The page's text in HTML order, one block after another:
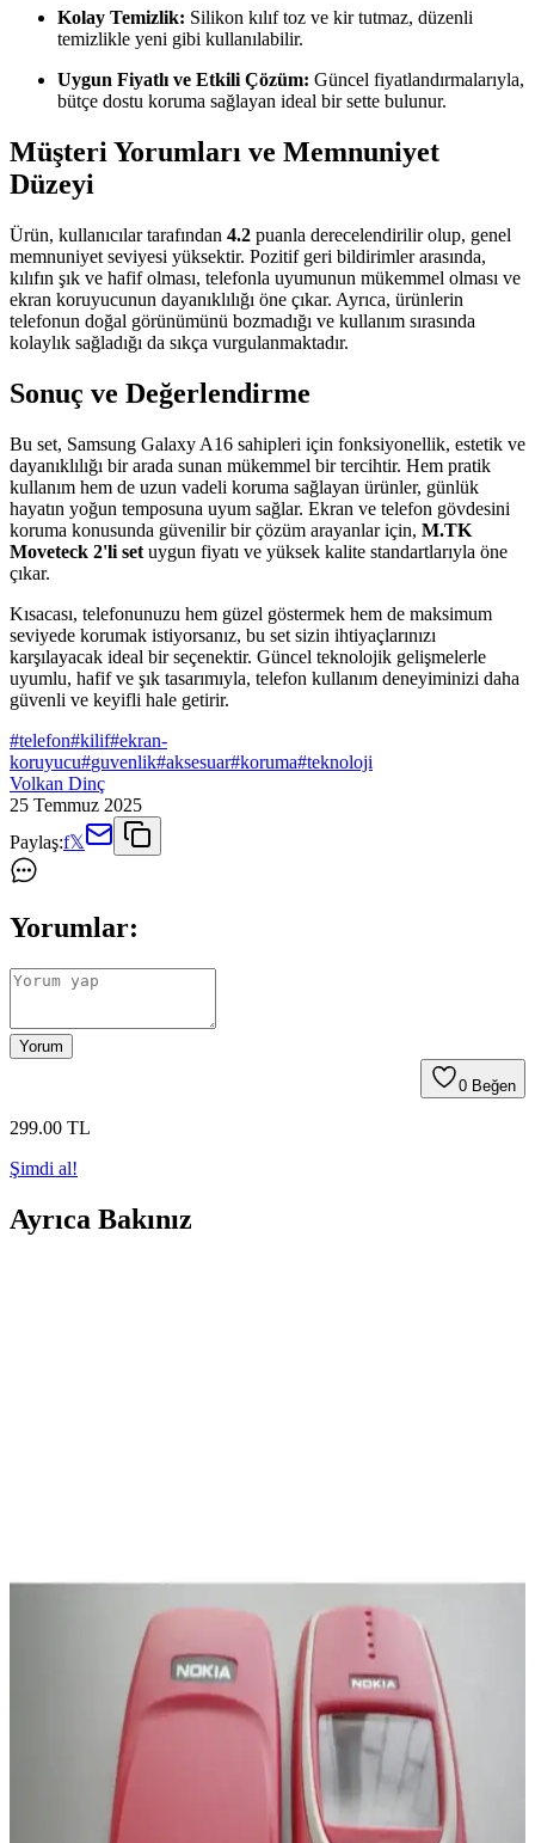
Kolay Temizlik: Silikon kılıf toz ve kir tutmaz, düzenli
temizlikle yeni gibi kullanılabilir.
Uygun Fiyatlı ve Etkili Çözüm: Güncel fiyatlandırmalarıyla,
bütçe dostu koruma sağlayan ideal bir sette bulunur.
Müşteri Yorumları ve Memnuniyet
Düzeyi
Ürün, kullanıcılar tarafından 4.2 puanla derecelendirilir olup, genel
memnuniyet seviyesi yüksektir. Pozitif geri bildirimler arasında,
kılıfın şık ve hafif olması, telefonla uyumunun mükemmel olması ve
ekran koruyucunun dayanıklılığı öne çıkar. Ayrıca, ürünlerin
telefonun doğal görünümünü bozmadığı ve kullanım sırasında
kolaylık sağladığı da sıkça vurgulanmaktadır.
Sonuç ve Değerlendirme
Bu set, Samsung Galaxy A16 sahipleri için fonksiyonellik, estetik ve
dayanıklılığı bir arada sunan mükemmel bir tercihtir. Hem pratik
kullanım hem de uzun vadeli koruma sağlayan ürünler, günlük
hayatın yoğun temposuna uyum sağlar. Ekran ve telefon gövdesini
koruma konusunda güvenilir bir çözüm arayanlar için, M.TK
Moveteck 2'li set uygun fiyatı ve yüksek kalite standartlarıyla öne
çıkar.
Kısacası, telefonunuzu hem güzel göstermek hem de maksimum
seviyede korumak istiyorsanız, bu set sizin ihtiyaçlarınızı
karşılayacak ideal bir seçenektir. Güncel teknolojik gelişmelerle
uyumlu, hafif ve şık tasarımıyla, telefon kullanım deneyiminizi daha
güvenli ve keyifli hale getirir.
#telefon#kilif#ekran-
koruyucu#guvenlik#aksesuar#koruma#teknoloji
Volkan Dinç
25 Temmuz 2025
Paylaş:f𝕏
Yorumlar:
Yorum
0 Beğen
299.00 TL
Şimdi al!
Ayrıca Bakınız
Oppo A38 ve Xiaomi Redmi 13C Karşılaştırması:
Hangi Telefon Sizin İçin Uygun
Oppo A38 ve Xiaomi Redmi 13C modellerinin özelliklerini detaylı
karşılaştırıyoruz. Pil ömrü, kamera, ekran ve performans gibi önemli
faktörleri analiz ederek en uygun seçimi yapmanıza yardımcı
Samsung Galaxy S22 Siyah: Güç ve Estetiğin
Modern Buluşması